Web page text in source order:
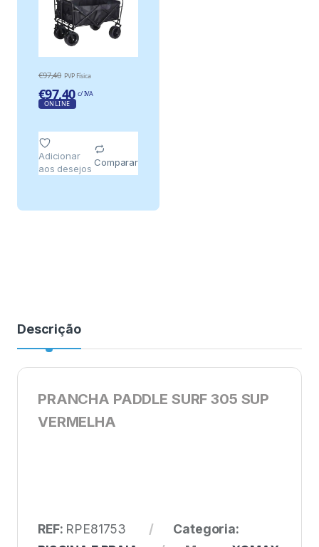
€97,40 PVP Física
€97,40 c/ IVA
ONLINE
Adicionar
aos desejos
Comparar
Descrição
PRANCHA PADDLE SURF 305 SUP
VERMELHA
REF: RPE81753
Categoria: